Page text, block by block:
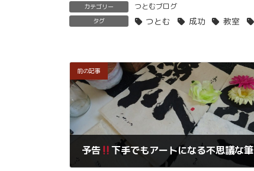
カテゴリー つとむブログ
タグ つとむ 成功 教室
前の記事
予告 下手でもアートになる不思議な筆文字「楽筆」のプチ体験教室と講師認定講座の説明会を順次開催します